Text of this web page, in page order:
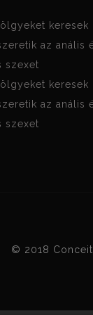
keresek
az anális
szexet
keresek
az anális
szexet
© 2018